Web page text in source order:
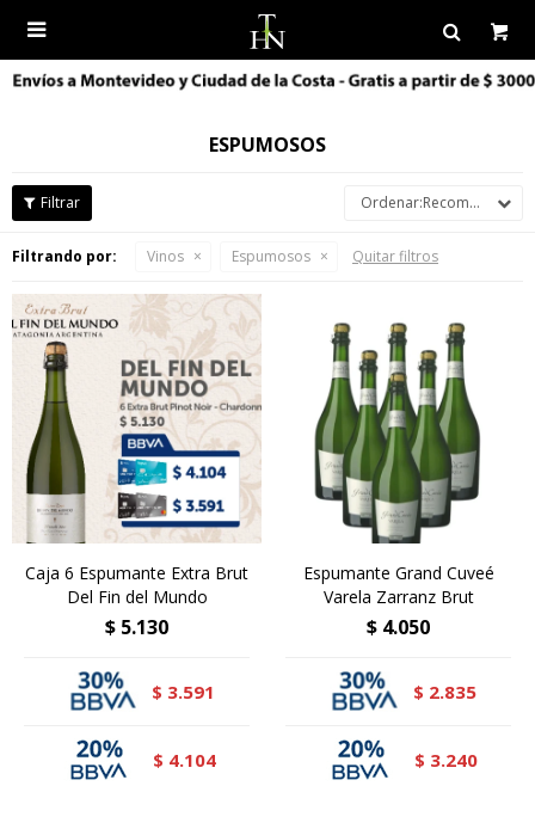

ESPUMOSOS
Recomendados
Filtrando por: Vinos Espumosos Quitar filtros
Caja 6 Espumante Extra Brut
Del Fin del Mundo
$ 5.130
$ 3.591
$ 4.104
Espumante Grand Cuveé
Varela Zarranz Brut
$ 4.050
$ 2.835
$ 3.240